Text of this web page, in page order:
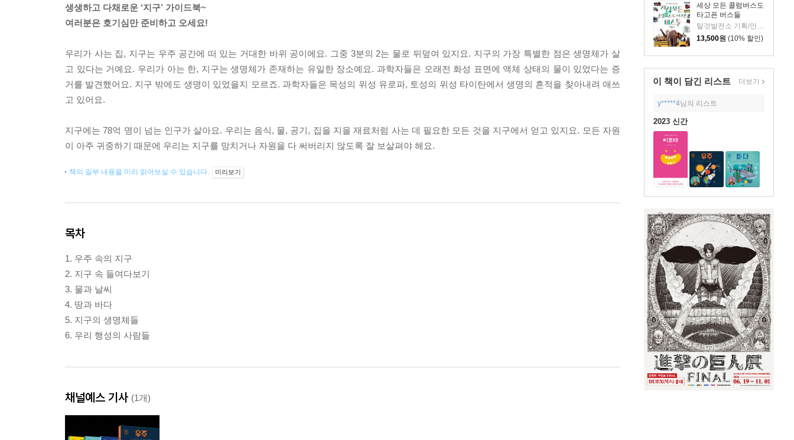
세상 모든 콜럼버스도
타고픈 버스들
13,500원 (10% 할인)
이 책이 담긴 리스트 더보기
y*****4님의 리스트
2023 신간
생생하고 다채로운 ‘지구’ 가이드북~
여러분은 호기심만 준비하고 오세요!
우리가 사는 집, 지구는 우주 공간에 떠 있는 거대한 바위 공이에요. 그중 3분의 2는 물로 뒤덮여 있지요. 지구의 가장 특별한 점은 생명체가 살
고 있다는 거예요. 우리가 아는 한, 지구는 생명체가 존재하는 유일한 장소예요. 과학자들은 오래전 화성 표면에 액체 상태의 물이 있었다는 증
거를 발견했어요. 지구 밖에도 생명이 있었을지 모르죠. 과학자들은 목성의 위성 유로파, 토성의 위성 타이탄에서 생명의 흔적을 찾아내려 애쓰
고 있어요.
지구에는 78억 명이 넘는 인구가 살아요. 우리는 음식, 물, 공기, 집을 지을 재료처럼 사는 데 필요한 모든 것을 지구에서 얻고 있지요. 모든 자원
이 아주 귀중하기 때문에 우리는 지구를 망치거나 자원을 다 써버리지 않도록 잘 보살펴야 해요.
책의 일부 내용을 미리 읽어보실 수 있습니다. 미리보기
목차
1. 우주 속의 지구
2. 지구 속 들여다보기
3. 물과 날씨
4. 땅과 바다
5. 지구의 생명체들
6. 우리 행성의 사람들
채널예스 기사 (1개)